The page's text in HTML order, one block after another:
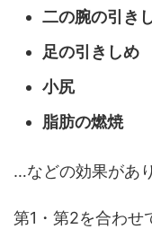
二の腕の引き
足の引きしめ
小尻
脂肪の燃焼
…などの効果があ
第1・第2を合わせ